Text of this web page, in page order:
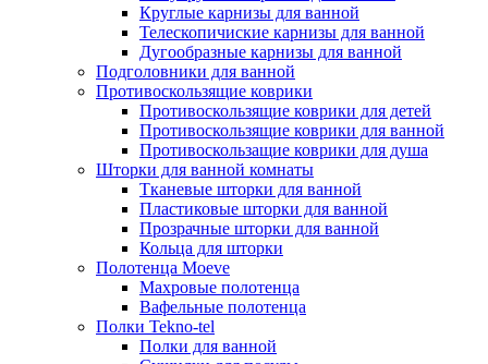
Круглые карнизы для ванной
Телескопичиские карнизы для ванной
Дугообразные карнизы для ванной
Подголовники для ванной
Противоскользящие коврики
Противоскользящие коврики для детей
Противоскользящие коврики для ванной
Противоскользащие коврики для душа
Шторки для ванной комнаты
Тканевые шторки для ванной
Пластиковые шторки для ванной
Прозрачные шторки для ванной
Кольца для шторки
Полотенца Moeve
Махровые полотенца
Вафельные полотенца
Полки Tekno-tel
Полки для ванной